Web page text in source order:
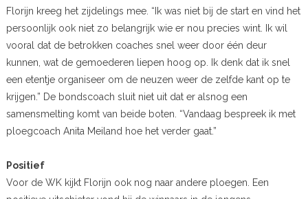
Florijn kreeg het zijdelings mee. “Ik was niet bij de start en vind het
persoonlijk ook niet zo belangrijk wie er nou precies wint. Ik wil
vooral dat de betrokken coaches snel weer door één deur
kunnen, wat de gemoederen liepen hoog op. Ik denk dat ik snel
een etentje organiseer om de neuzen weer de zelfde kant op te
krijgen.” De bondscoach sluit niet uit dat er alsnog een
samensmelting komt van beide boten. “Vandaag bespreek ik met
ploegcoach Anita Meiland hoe het verder gaat.”
Positief
Voor de WK kijkt Florijn ook nog naar andere ploegen. Een